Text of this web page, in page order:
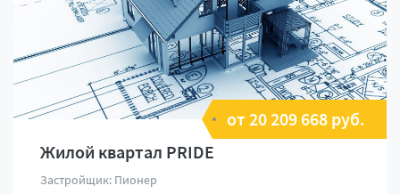
от 20 209 668 руб.
Жилой квартал PRIDE
Застройщик: Пионер